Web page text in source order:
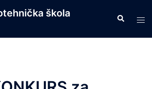
škola
Search